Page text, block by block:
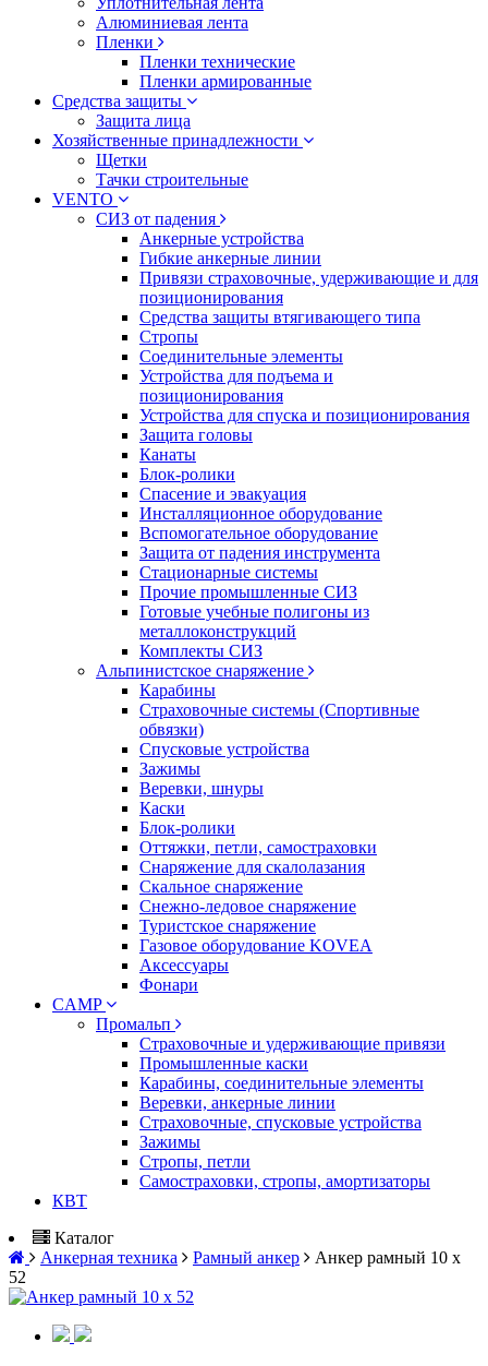
Алюминиевая лента
Пленки
Пленки технические
Пленки армированные
Средства защиты
Защита лица
Хозяйственные принадлежности
Щетки
Тачки строительные
VENTO
СИЗ от падения
Анкерные устройства
Гибкие анкерные линии
Привязи страховочные, удерживающие и для
позиционирования
Средства защиты втягивающего типа
Стропы
Соединительные элементы
Устройства для подъема и
позиционирования
Устройства для спуска и позиционирования
Защита головы
Канаты
Блок-ролики
Спасение и эвакуация
Инсталляционное оборудование
Вспомогательное оборудование
Защита от падения инструмента
Стационарные системы
Прочие промышленные СИЗ
Готовые учебные полигоны из
металлоконструкций
Комплекты СИЗ
Альпинистское снаряжение
Карабины
Страховочные системы (Спортивные
обвязки)
Спусковые устройства
Зажимы
Веревки, шнуры
Каски
Блок-ролики
Оттяжки, петли, самостраховки
Снаряжение для скалолазания
Скальное снаряжение
Снежно-ледовое снаряжение
Туристское снаряжение
Газовое оборудование KOVEA
Аксессуары
Фонари
CAMP
Промальп
Страховочные и удерживающие привязи
Промышленные каски
Карабины, соединительные элементы
Веревки, анкерные линии
Страховочные, спусковые устройства
Зажимы
Стропы, петли
Самостраховки, стропы, амортизаторы
КВТ
Каталог
Анкерная техника
Рамный анкер
Анкер рамный 10 х
52